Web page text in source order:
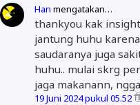
Han mengatakan…
thankyou kak
jantung huhu
saudaranya juga
huhu.. mulai skrg
jaga makanann,
19 Juni 2024 pukul 05.52